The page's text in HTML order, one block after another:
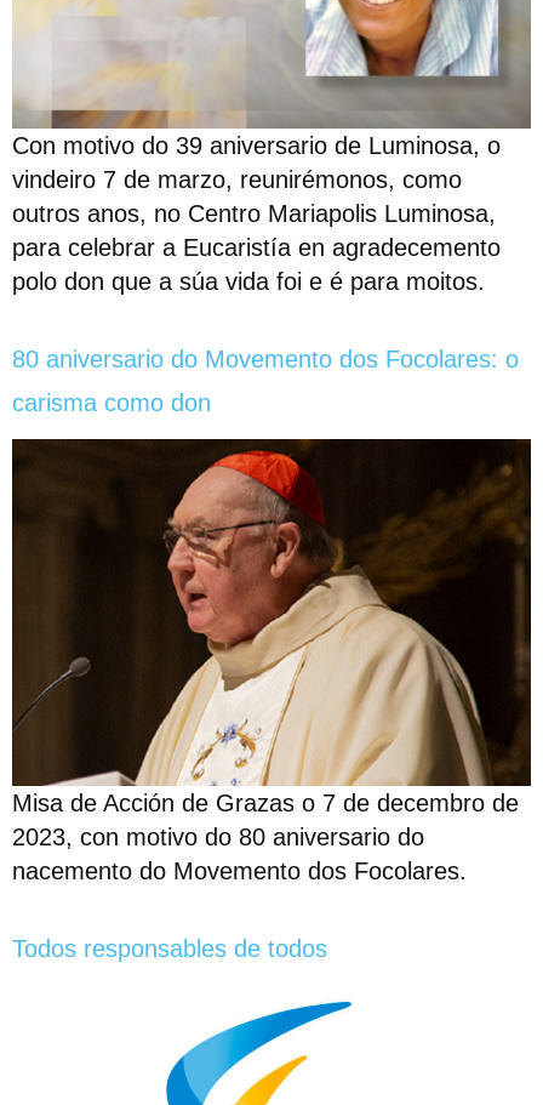
Con motivo do 39 aniversario de Luminosa, o
vindeiro 7 de marzo, reunirémonos, como
outros anos, no Centro Mariapolis Luminosa,
para celebrar a Eucaristía en agradecemento
polo don que a súa vida foi e é para moitos.
80 aniversario do Movemento dos Focolares: o
carisma como don
Misa de Acción de Grazas o 7 de decembro de
2023, con motivo do 80 aniversario do
nacemento do Movemento dos Focolares.
Todos responsables de todos